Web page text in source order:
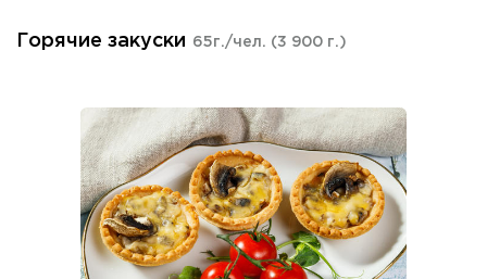
Горячие закуски 65г./чел. (3 900 г.)